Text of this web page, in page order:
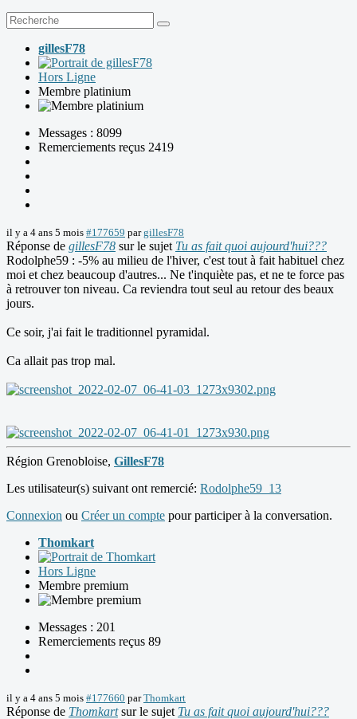
gillesF78
Hors Ligne
Membre platinium
Messages : 8099
Remerciements reçus 2419
il y a 4 ans 5 mois #177659 pargillesF78
Réponse de gillesF78 sur le sujet Tu as fait quoi aujourd'hui???
Rodolphe59 : -5% au milieu de l'hiver, c'est tout à fait habituel chez
moi et chez beaucoup d'autres... Ne t'inquiète pas, et ne te force pas
à retrouver ton niveau. Ca reviendra tout seul au retour des beaux
jours.
Ce soir, j'ai fait le traditionnel pyramidal.
Ca allait pas trop mal.
Région Grenobloise, GillesF78
Les utilisateur(s) suivant ont remercié: Rodolphe59_13
Connexion ou Créer un compte pour participer à la conversation.
Thomkart
Hors Ligne
Membre premium
Messages : 201
Remerciements reçus 89
il y a 4 ans 5 mois #177660 parThomkart
Réponse de Thomkartsur le sujet Tu as fait quoi aujourd'hui???